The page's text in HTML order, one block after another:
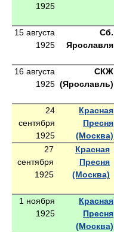
1925
15 августа
1925
Сб.
Ярославля
16 августа
1925
СКЖ
(Ярославль)
24
сентября
1925
Красная
Пресня
(Москва)
27
сентября
1925
Красная
Пресня
(Москва)
1 ноября
1925
Красная
Пресня
(Москва)